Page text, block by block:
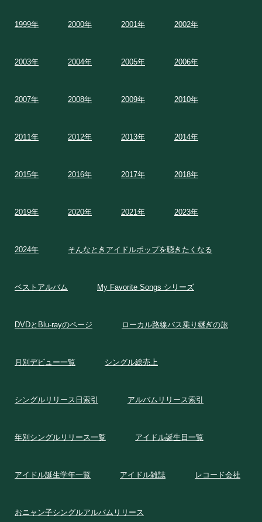
1999年 2000年 2001年 2002年
2003年 2004年 2005年 2006年
2007年 2008年 2009年 2010年
2011年 2012年 2013年 2014年
2015年 2016年 2017年 2018年
2019年 2020年 2021年 2023年
2024年 そんなときアイドルポップを聴きたくなる
ベストアルバム My Favorite Songs シリーズ
DVDとBlu-rayのページ ローカル路線バス乗り継ぎの旅
月別デビュー一覧 シングル総売上
シングルリリース日索引 アルバムリリース索引
年別シングルリリース一覧 アイドル誕生日一覧
アイドル誕生学年一覧 アイドル雑誌 レコード会社
おニャン子シングルアルバムリリース